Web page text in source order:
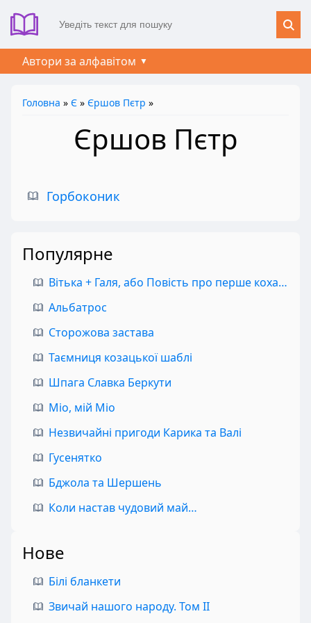
Автори за алфавітом
Головна » Є » Єршов Пєтр »
Єршов Пєтр
Горбоконик
Популярне
Вітька + Галя, або Повість про перше кохання
Альбатрос
Сторожова застава
Таємниця козацької шаблі
Шпага Славка Беркути
Міо, мій Міо
Незвичайні пригоди Карика та Валі
Гусенятко
Бджола та Шершень
Коли настав чудовий май…
Нове
Білі бланкети
Звичай нашого народу. Том II